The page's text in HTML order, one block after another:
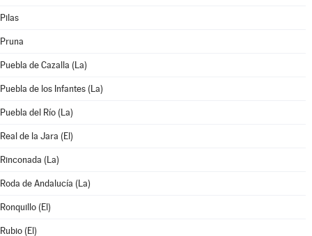
Pilas
Pruna
Puebla de Cazalla (La)
Puebla de los Infantes (La)
Puebla del Río (La)
Real de la Jara (El)
Rinconada (La)
Roda de Andalucía (La)
Ronquillo (El)
Rubio (El)